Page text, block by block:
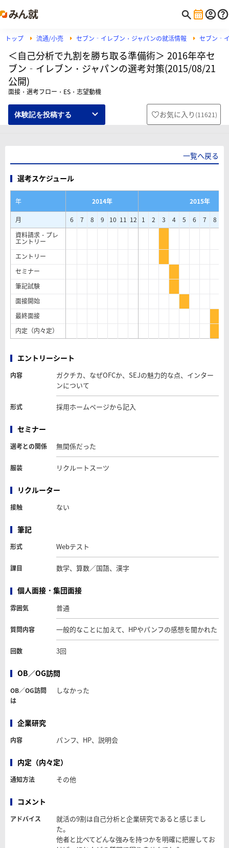
トップ 流通/小売 セブン‐イレブン・ジャパンの就活情報 セブン‐
＜自己分析で九割を勝ち取る準備術＞ 2016年卒セ
ブン‐イレブン・ジャパンの選考対策(2015/08/21
公開)
面接・選考フロー・ES・志望動機
体験記を投稿する お気に入り (11621)
一覧へ戻る
選考スケジュール
年 2014年
2015年
月
6 7 8 9 10 11 12 1 2 3 4 5 6 7 8
資料請求・プレ
エントリー
エントリー
セミナー
筆記試験
面接開始
最終面接
内定（内々定）
エントリーシート
内容
ガクチカ、なぜOFCか、SEJの魅力的な点、インター
ンについて
形式 採用ホームページから記入
セミナー
選考との関係 無関係だった
服装 リクルートスーツ
リクルーター
接触 ない
筆記
形式 Webテスト
課目 数学、算数／国語、漢字
個人面接・集団面接
雰囲気 普通
質問内容 一般的なことに加えて、HPやパンフの感想を聞かれた
回数 3回
OB／OG訪問
OB／OG訪問
は
しなかった
企業研究
内容 パンフ、HP、説明会
内定（内々定）
通知方法 その他
コメント
アドバイス
就活の9割は自己分析と企業研究であると感じまし
た。
他者と比べてどんな強みを持つかを明確に把握してお